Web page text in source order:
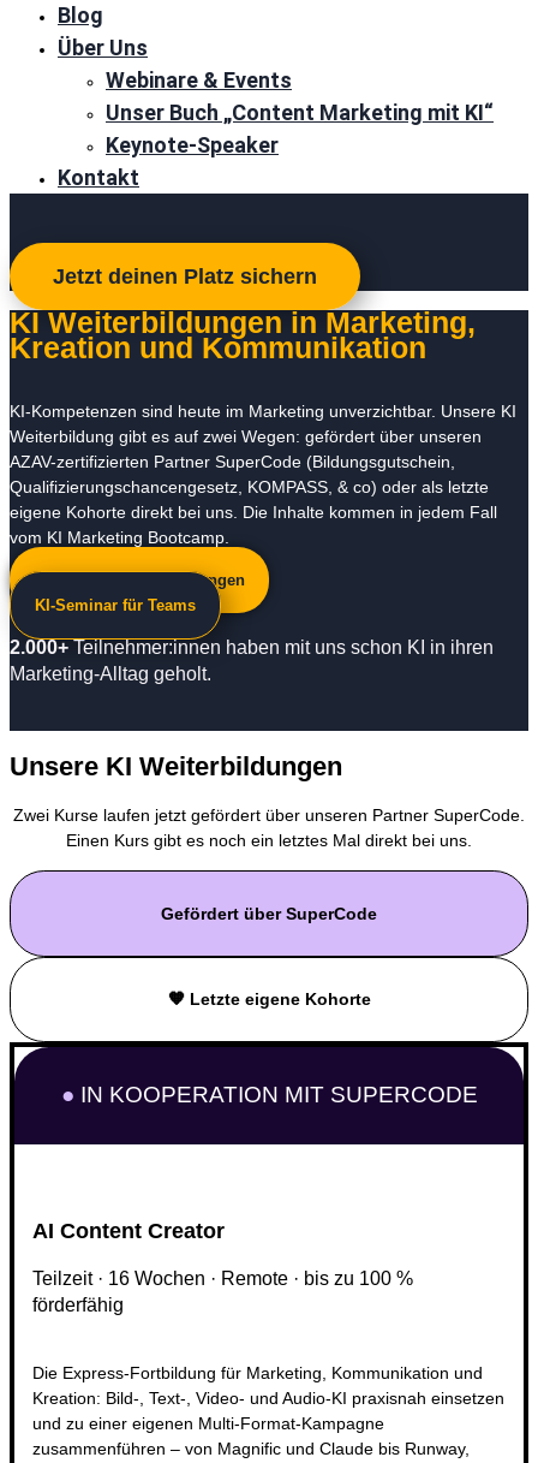
Blog
Über Uns
Webinare & Events
Unser Buch „Content Marketing mit KI“
Keynote-Speaker
Kontakt
Jetzt deinen Platz sichern
KI Weiterbildungen in Marketing,
Kreation und Kommunikation
KI-Kompetenzen sind heute im Marketing unverzichtbar. Unsere KI
Weiterbildung gibt es auf zwei Wegen: gefördert über unseren
AZAV-zertifizierten Partner SuperCode (Bildungsgutschein,
Qualifizierungschancengesetz, KOMPASS, & co) oder als letzte
eigene Kohorte direkt bei uns. Die Inhalte kommen in jedem Fall
vom KI Marketing Bootcamp.
Zu unseren Weiterbildungen
KI-Seminar für Teams
2.000+ Teilnehmer:innen haben mit uns schon KI in ihren
Marketing-Alltag geholt.
Unsere KI Weiterbildungen
Zwei Kurse laufen jetzt gefördert über unseren Partner SuperCode.
Einen Kurs gibt es noch ein letztes Mal direkt bei uns.
Gefördert über SuperCode
🧡 Letzte eigene Kohorte
● IN KOOPERATION MIT SUPERCODE
AI Content Creator
Teilzeit · 16 Wochen · Remote · bis zu 100 %
förderfähig
Die Express-Fortbildung für Marketing, Kommunikation und
Kreation: Bild-, Text-, Video- und Audio-KI praxisnah einsetzen
und zu einer eigenen Multi-Format-Kampagne
zusammenführen – von Magnific und Claude bis Runway,